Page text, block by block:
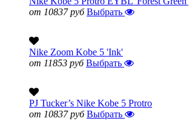
от 10837 руб Выбрать
Nike Zoom Kobe 5 'Ink'
от 11853 руб Выбрать
PJ Tucker’s Nike Kobe 5 Protro
от 10837 руб Выбрать